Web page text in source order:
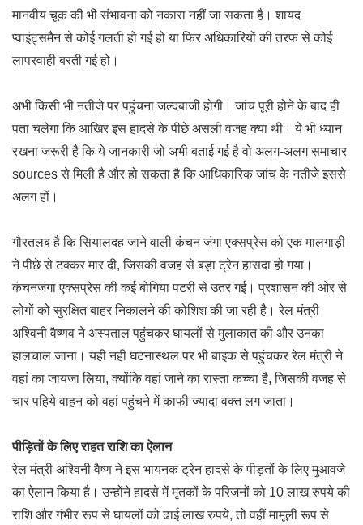
मानवीय चूक की भी संभावना को नकारा नहीं जा सकता है। शायद
प्वाइंट्समैन से कोई गलती हो गई हो या फिर अधिकारियों की तरफ से कोई
लापरवाही बरती गई हो।
अभी किसी भी नतीजे पर पहुंचना जल्दबाजी होगी। जांच पूरी होने के बाद ही
पता चलेगा कि आखिर इस हादसे के पीछे असली वजह क्या थी। ये भी ध्यान
रखना जरूरी है कि ये जानकारी जो अभी बताई गई है वो अलग-अलग समाचार
sources से मिली है और हो सकता है कि आधिकारिक जांच के नतीजे इससे
अलग हों।
गौरतलब है कि सियालदह जाने वाली कंचन जंगा एक्सप्रेस को एक मालगाड़ी
ने पीछे से टक्कर मार दी, जिसकी वजह से बड़ा ट्रेन हासदा हो गया।
कंचनजंगा एक्सप्रेस की कई बोगिया पटरी से उतर गई। प्रशासन की ओर से
लोगों को सुरक्षित बाहर निकालने की कोशिश की जा रही है। रेल मंत्री
अश्विनी वैष्णव ने अस्पताल पहुंचकर घायलों से मुलाकात की और उनका
हालचाल जाना। यही नही घटनास्थल पर भी बाइक से पहुंचकर रेल मंत्री ने
वहां का जायजा लिया, क्योंकि वहां जाने का रास्ता कच्चा है, जिसकी वजह से
चार पहिये वाहन को वहां पहुंचने में काफी ज्यादा वक्त लग जाता।
पीड़ितों के लिए राहत राशि का ऐलान
रेल मंत्री अश्विनी वैष्ण ने इस भायनक ट्रेन हादसे के पीड़तों के लिए मुआवजे
का ऐलान किया है। उन्होंने हादसे में मृतकों के परिजनों को 10 लाख रुपये की
राशि और गंभीर रूप से घायलों को ढाई लाख रुपये, तो वहीं मामूली रूप से